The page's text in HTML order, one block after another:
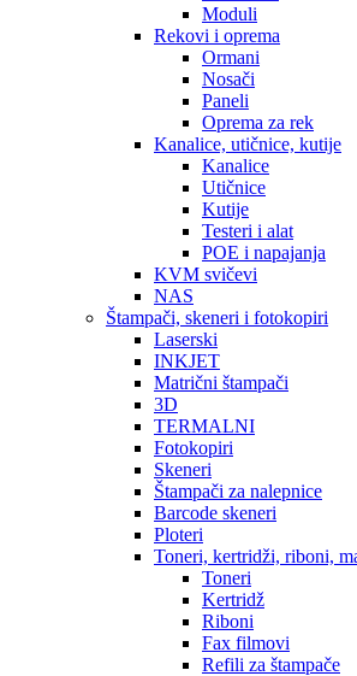
Moduli
Rekovi i oprema
Ormani
Nosači
Paneli
Oprema za rek
Kanalice, utičnice, kutije
Kanalice
Utičnice
Kutije
Testeri i alat
POE i napajanja
KVM svičevi
NAS
Štampači, skeneri i fotokopiri
Laserski
INKJET
Matrični štampači
3D
TERMALNI
Fotokopiri
Skeneri
Štampači za nalepnice
Barcode skeneri
Ploteri
Toneri, kertridži, riboni,
Toneri
Kertridž
Riboni
Fax filmovi
Refili za štampače